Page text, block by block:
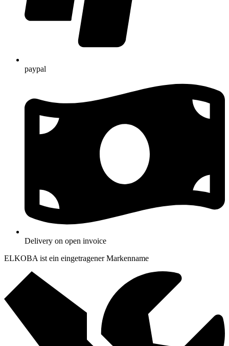
paypal
Delivery on open invoice
ELKOBA ist ein eingetragener Markenname